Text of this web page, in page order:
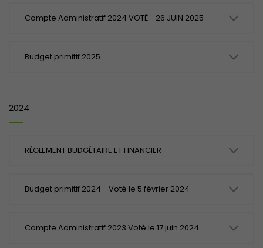
Compte Administratif 2024 VOTÉ - 26 JUIN 2025
Budget primitif 2025
2024
RÈGLEMENT BUDGÉTAIRE ET FINANCIER
Budget primitif 2024 - Voté le 5 février 2024
Compte Administratif 2023 Voté le 17 juin 2024